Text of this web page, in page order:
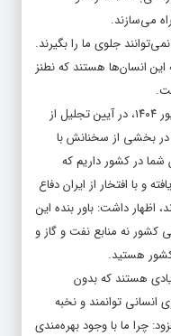
می‌سازند.
جلوی ما را بگیرند.
این انسان‌ها هستند که نطنز
مسعود پزشکیان صبح امروز شنبه ۲۹ شهریور ۱۴۰۴، در آیین تجلیل از
المپیادهای علمی جهانی ۲۰۲۵، در بخشی از سخنانش با
شما در کشور داریم که
و با افتخار از ایران دفاع
اظهار داشت: باور بنده این
کشور نه منابع نفت و گاز و
کشور هستید.
هستند که بدون
انسانی توانمند و نخبه
چرا ما با وجود بهره‌مندی